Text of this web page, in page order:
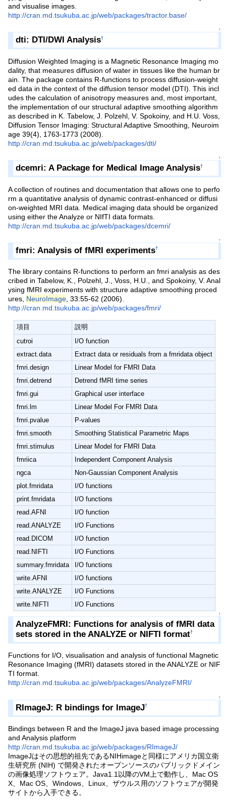
and visualise images.
http://cran.md.tsukuba.ac.jp/web/packages/tractor.base/
↑
dti: DTI/DWI Analysis†
Diffusion Weighted Imaging is a Magnetic Resonance Imaging mo
dality, that measures diffusion of water in tissues like the human br
ain. The package contains R-functions to process diffusion-weight
ed data in the context of the diffusion tensor model (DTI). This incl
udes the calculation of anisotropy measures and, most important,
the implementation of our structural adaptive smoothing algorithm
as described in K. Tabelow, J. Polzehl, V. Spokoiny, and H.U. Voss,
Diffusion Tensor Imaging: Structural Adaptive Smoothing, Neuroim
age 39(4), 1763-1773 (2008).
http://cran.md.tsukuba.ac.jp/web/packages/dti/
↑
dcemri: A Package for Medical Image Analysis†
A collection of routines and documentation that allows one to perfo
rm a quantitative analysis of dynamic contrast-enhanced or diffusi
on-weighted MRI data. Medical imaging data should be organized
using either the Analyze or NIfTI data formats.
http://cran.md.tsukuba.ac.jp/web/packages/dcemri/
↑
fmri: Analysis of fMRI experiments†
The library contains R-functions to perform an fmri analysis as des
cribed in Tabelow, K., Polzehl, J., Voss, H.U., and Spokoiny, V. Anal
ysing fMRI experiments with structure adaptive smoothing proced
ures, NeuroImage, 33:55-62 (2006).
http://cran.md.tsukuba.ac.jp/web/packages/fmri/
項目
説明
cutroi
I/O function
extract.data
Extract data or residuals from a fmridata object
fmri.design
Linear Model for FMRI Data
fmri.detrend
Detrend fMRI time series
fmri.gui
Graphical user interface
fmri.lm
Linear Model For FMRI Data
fmri.pvalue
P-values
fmri.smooth
Smoothing Statistical Parametric Maps
fmri.stimulus
Linear Model for FMRI Data
fmriica
Independent Component Analysis
ngca
Non-Gaussian Component Analysis
plot.fmridata
I/O functions
print.fmridata
I/O functions
read.AFNI
I/O function
read.ANALYZE
I/O Functions
read.DICOM
I/O function
read.NIFTI
I/O Functions
summary.fmridata
I/O functions
write.AFNI
I/O functions
write.ANALYZE
I/O Functions
write.NIFTI
I/O Functions
↑
AnalyzeFMRI: Functions for analysis of fMRI data
sets stored in the ANALYZE or NIFTI format†
Functions for I/O, visualisation and analysis of functional Magnetic
Resonance Imaging (fMRI) datasets stored in the ANALYZE or NIF
TI format.
http://cran.md.tsukuba.ac.jp/web/packages/AnalyzeFMRI/
↑
RImageJ: R bindings for ImageJ†
Bindings between R and the ImageJ java based image processing
and Analysis platform
http://cran.md.tsukuba.ac.jp/web/packages/RImageJ/
ImageJはその思想的祖先であるNIHimageと同様にアメリカ国立衛
生研究所 (NIH) で開発されたオープンソースのパブリックドメイン
の画像処理ソフトウェア。Java1.1以降のVM上で動作し、Mac OS
X、Mac OS、Windows、Linux、ザウルス用のソフトウェアが開発
サイトから入手できる。